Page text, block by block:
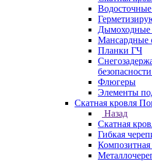
Дымоходные
Мансардные
Планки ГЧ
Флюгеры
Элементы
Скатная кровля
Назад
Скатная
Гибкая
Композитная